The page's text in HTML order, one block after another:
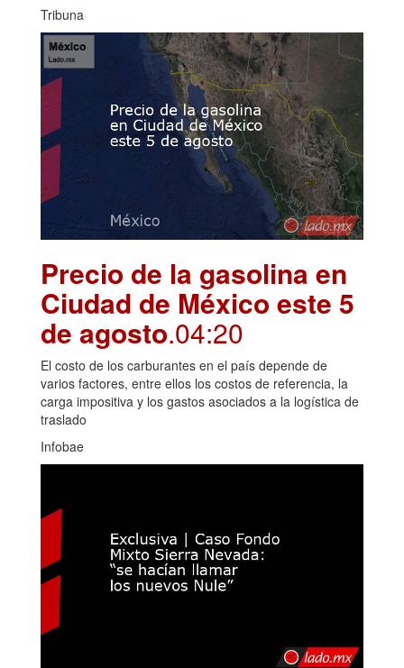
Tribuna
Precio de la gasolina en
Ciudad de México este 5
de agosto.04:20
El costo de los carburantes en el país depende de
varios factores, entre ellos los costos de referencia, la
carga impositiva y los gastos asociados a la logística de
traslado
Infobae